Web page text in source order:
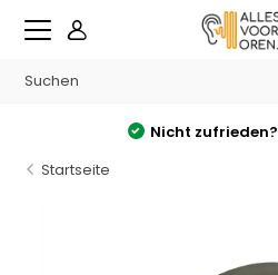
Nicht zufrieden?
Startseite